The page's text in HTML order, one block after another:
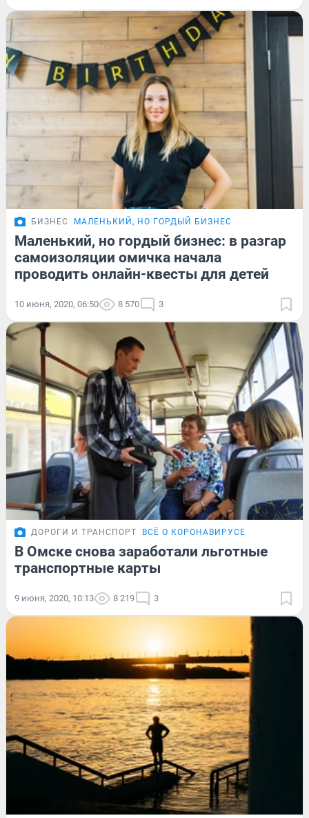
БИЗНЕС МАЛЕНЬКИЙ, НО ГОРДЫЙ БИЗНЕС
Маленький, но гордый бизнес: в разгар
самоизоляции омичка начала
проводить онлайн-квесты для детей
10 июня, 2020, 06:50 8 570 3
ДОРОГИ И ТРАНСПОРТ ВСЁ О КОРОНАВИРУСЕ
В Омске снова заработали льготные
транспортные карты
9 июня, 2020, 10:13 8 219 3